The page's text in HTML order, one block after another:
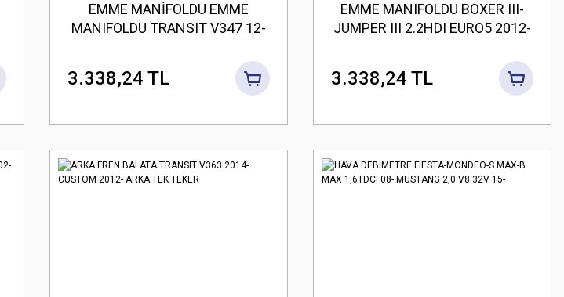
EMME MANİFOLDU EMME
MANIFOLDU TRANSIT V347 12-
3.338,24 TL
EMME MANIFOLDU BOXER III-
JUMPER III 2.2HDI EURO5 2012-
3.338,24 TL